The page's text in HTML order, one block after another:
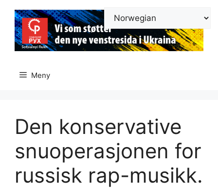
innhold
Meny
Den konservative
snuoperasjonen for
russisk rap-musikk.